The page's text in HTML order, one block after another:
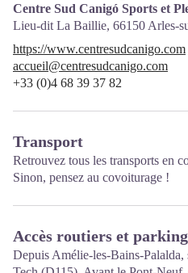
Centre Sud Canigó Sports et
Lieu-dit La Baillie, 66150 Arles-
https://www.centresudcanigo.com
accueil@centresudcanigo.com
+33 (0)4 68 39 37 82
Transport
Retrouvez tous les transports en
Sinon, pensez au covoiturage !
Accès routiers et
Depuis Amélie-les-Bains-